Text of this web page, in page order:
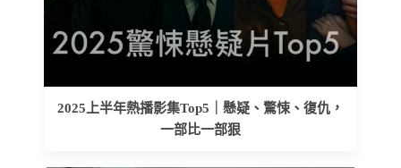
2025上半年熱播影集Top5｜懸疑、驚悚、復仇，
一部比一部狠